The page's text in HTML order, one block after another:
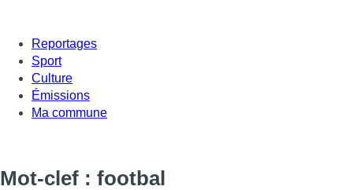
Reportages
Sport
Culture
Émissions
Ma commune
Mot-clef : footbal